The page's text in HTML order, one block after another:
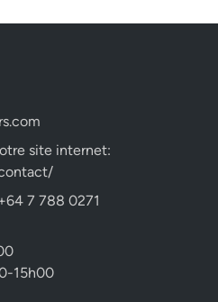
site internet:
7 788 0271
15h00